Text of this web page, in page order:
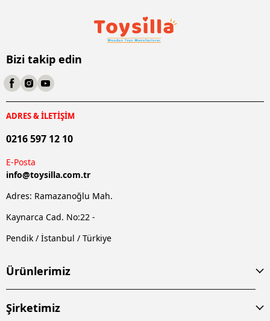
Bizi takip edin
ADRES & İLETİŞİM
0216 597 12 10
E-Posta
info@toysilla.com.tr
Adres: Ramazanoğlu Mah.
Kaynarca Cad. No:22 -
Pendik / İstanbul / Türkiye
Ürünlerimiz
Şirketimiz